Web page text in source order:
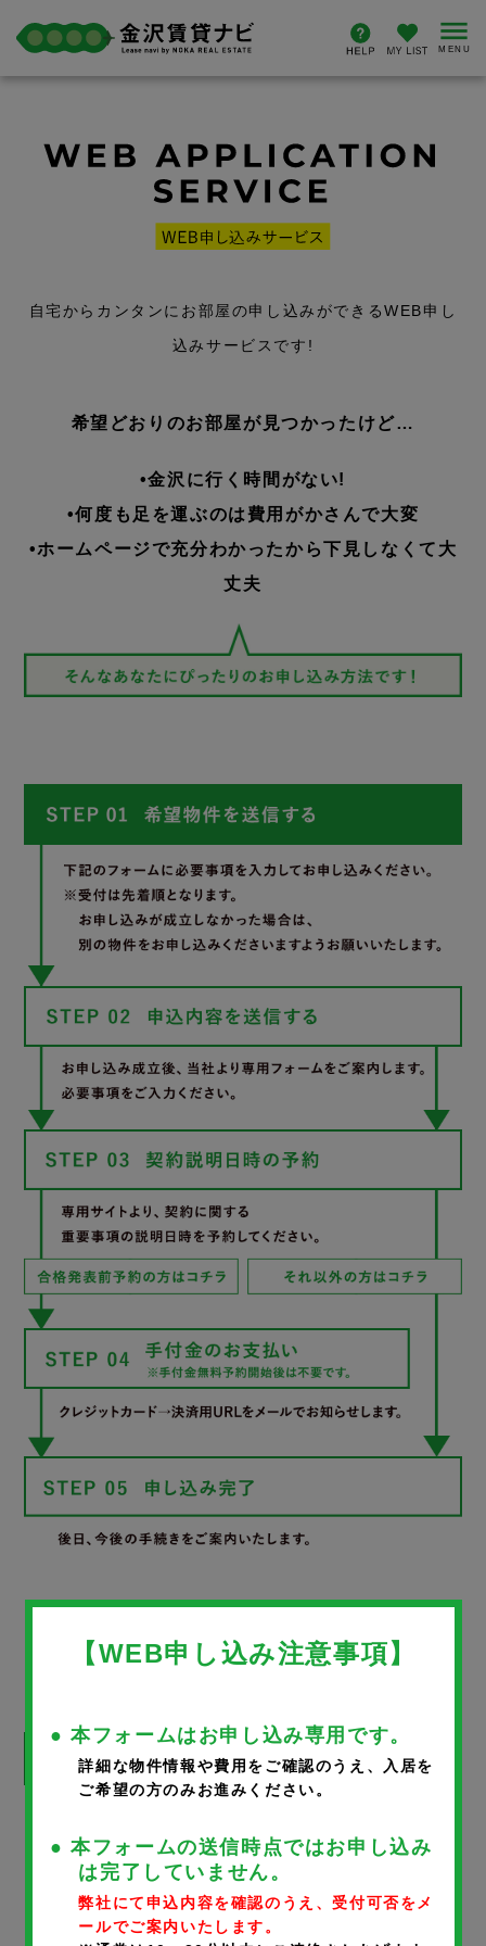
自宅からカンタンにお部屋の申し込みができるWEB申し
込みサービスです!
希望どおりのお部屋が見つかったけど…
•金沢に行く時間がない!
•何度も足を運ぶのは費用がかさんで大変
•ホームページで充分わかったから下見しなくて大
丈夫
WEB申し込みフォーム
物件名
NYマンション
【WEB申し込み注意事項】
● 本フォームはお申し込み専用です。
詳細な物件情報や費用をご確認のうえ、入居を
ご希望の方のみお進みください。
● 本フォームの送信時点ではお申し込み
は完了していません。
弊社にて申込内容を確認のうえ、受付可否をメ
ールでご案内いたします。